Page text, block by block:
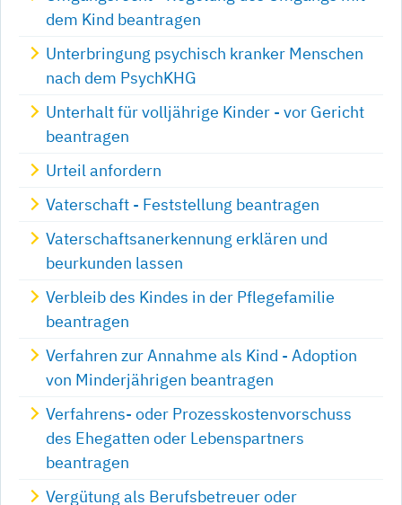
dem Kind beantragen
Unterbringung psychisch kranker Menschen
nach dem PsychKHG
Unterhalt für volljährige Kinder - vor Gericht
beantragen
Urteil anfordern
Vaterschaft - Feststellung beantragen
Vaterschaftsanerkennung erklären und
beurkunden lassen
Verbleib des Kindes in der Pflegefamilie
beantragen
Verfahren zur Annahme als Kind - Adoption
von Minderjährigen beantragen
Verfahrens- oder Prozesskostenvorschuss
des Ehegatten oder Lebenspartners
beantragen
Vergütung als Berufsbetreuer oder